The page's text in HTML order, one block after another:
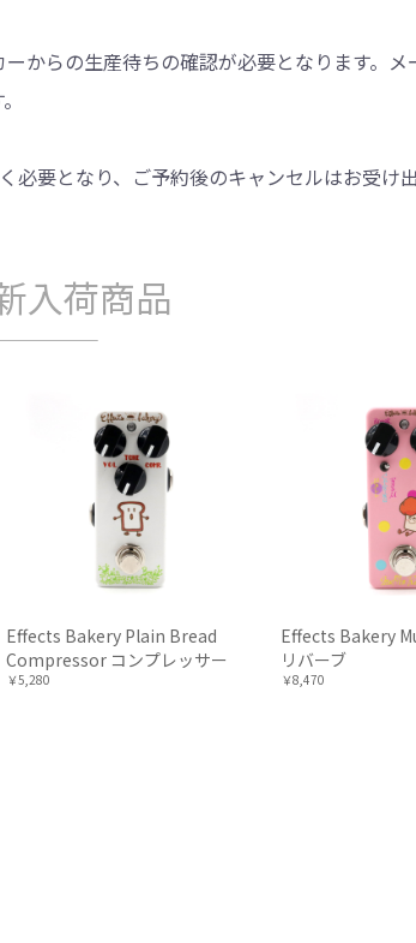
からの生産待ちの確認が必要となります。メ
必要となり、ご予約後のキャンセルはお受け
入荷商品
Effects Bakery Plain Bread
Compressor コンプレッサー
￥5,280
Effects Bakery
リバーブ
￥8,470